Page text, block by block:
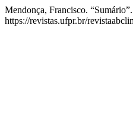
Mendonça, Francisco. “Sumário”.
https://revistas.ufpr.br/